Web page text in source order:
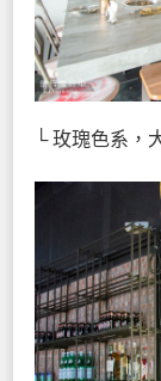
└ 玫瑰色系，